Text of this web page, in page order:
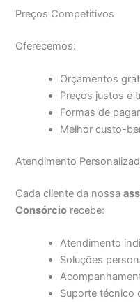
Preços Competitivos
Oferecemos:
Orçamentos
Preços justos e
Formas de
Melhor custo-
Atendimento
Cada cliente da nossa
Consórcio recebe:
Atendimento
Soluções
Suporte técnico